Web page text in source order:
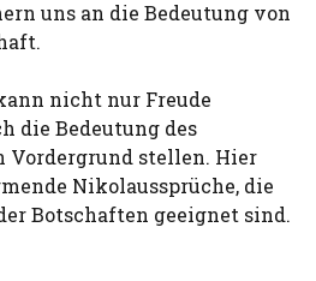
uns an die Bedeutung von
nicht nur Freude
die Bedeutung des
Vordergrund stellen. Hier
Nikolaussprüche, die
Botschaften geeignet sind.